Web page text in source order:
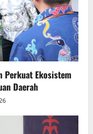
Perkuat Ekosistem
Daerah